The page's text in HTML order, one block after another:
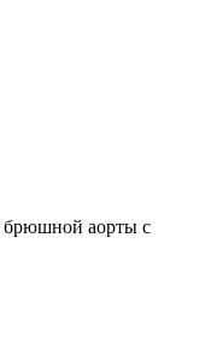
брюшной аорты с